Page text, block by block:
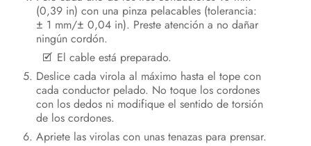
(0,39 in) con una pinza pelacables (tolerancia:
± 1 mm/± 0,04 in). Preste atención a no dañar
ningún cordón.
El cable está preparado.
Deslice cada virola al máximo hasta el tope con
cada conductor pelado. No toque los cordones
con los dedos ni modifique el sentido de torsión
de los cordones.
Apriete las virolas con unas tenazas para prensar.